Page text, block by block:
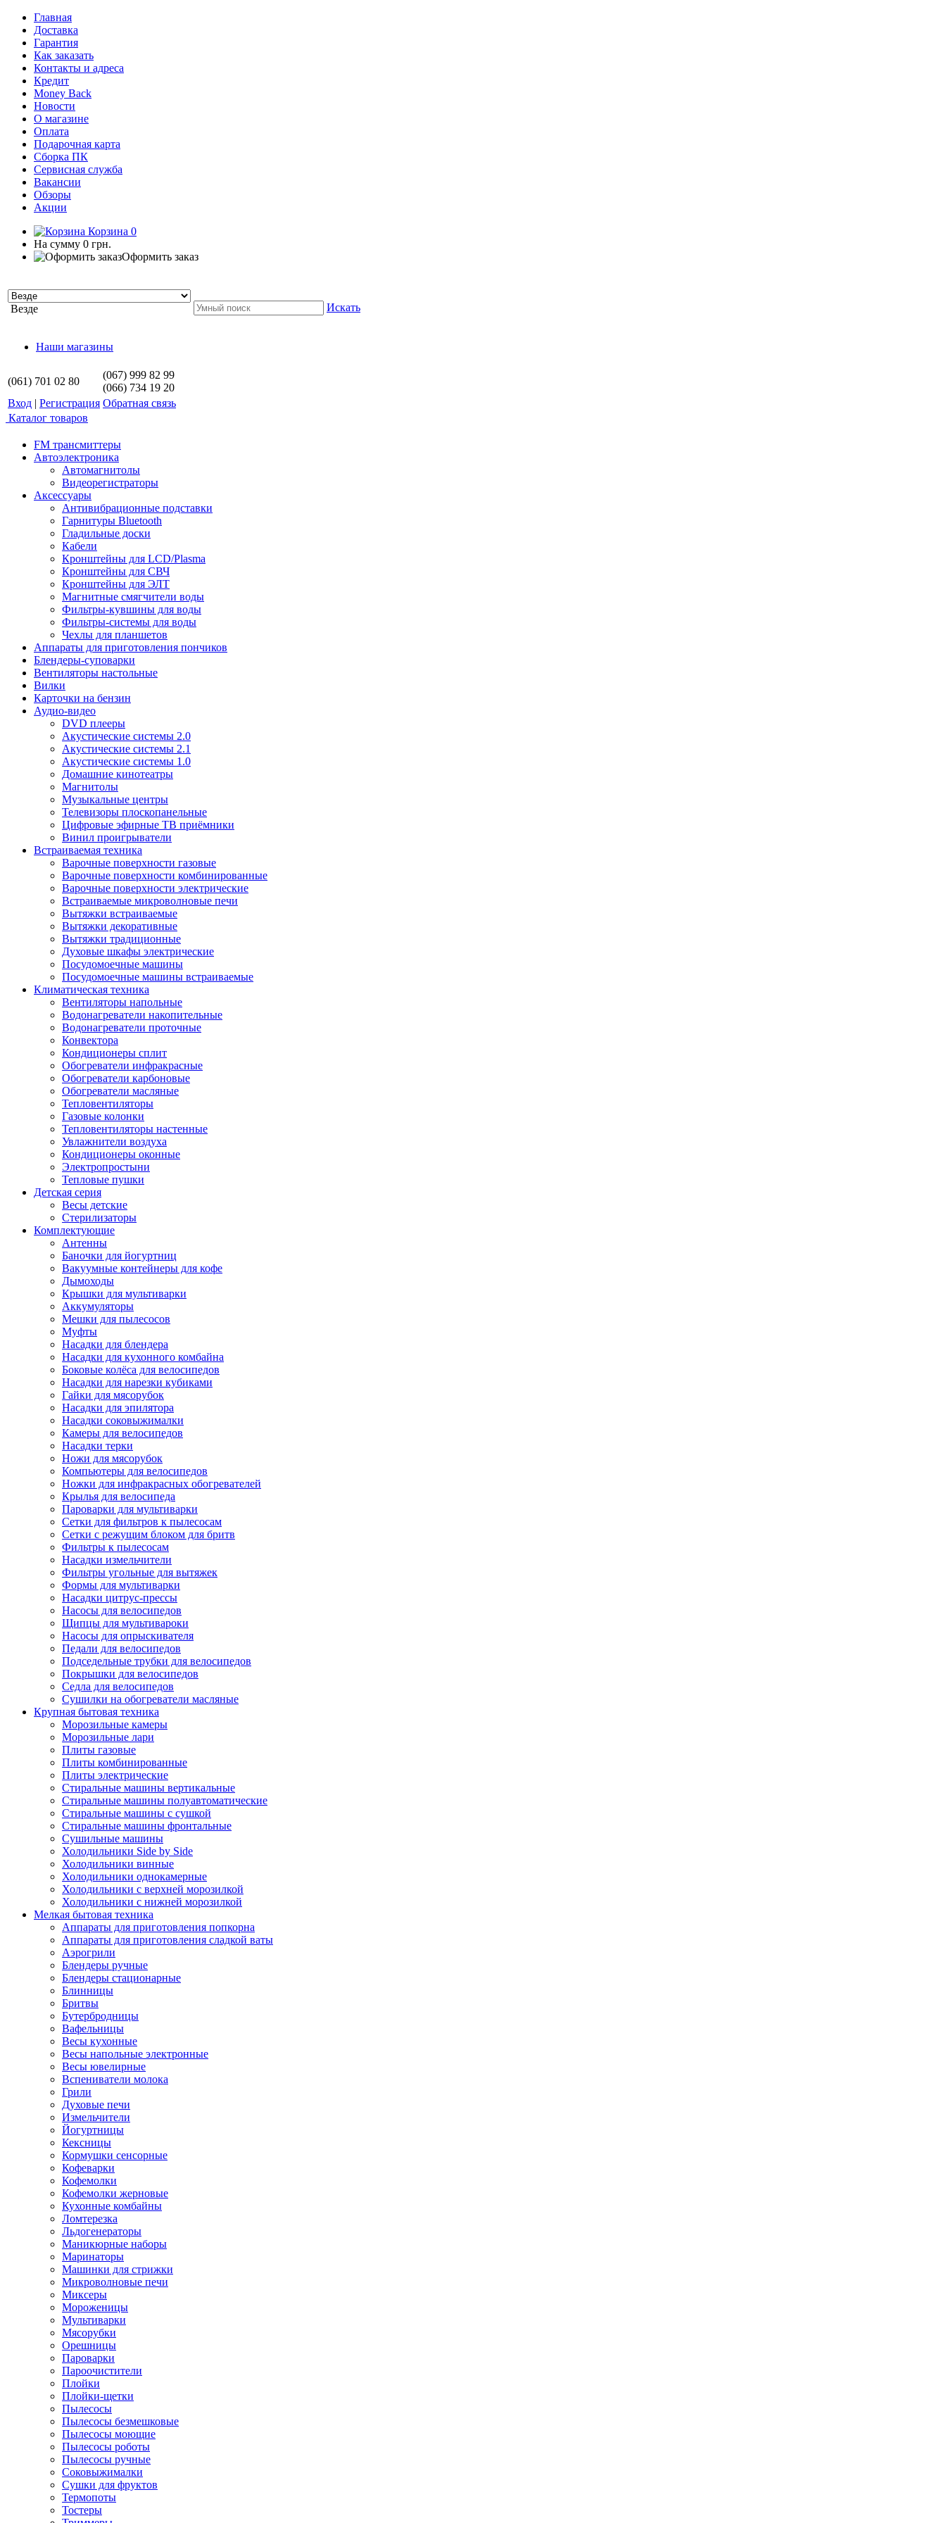
Главная
Доставка
Гарантия
Как заказать
Контакты и адреса
Кредит
Money Back
Новости
О магазине
Оплата
Подарочная карта
Сборка ПК
Сервисная служба
Вакансии
Обзоры
Акции
Корзина 0
На сумму 0 грн.
Оформить заказ
Везде Искать
Наши магазины
(061) 701 02 80
(067) 999 82 99
(066) 734 19 20
Вход | Регистрация Обратная связь
Каталог товаров
FM трансмиттеры
Автоэлектроника
Автомагнитолы
Видеорегистраторы
Аксессуары
Антивибрационные подставки
Гарнитуры Bluetooth
Гладильные доски
Кабели
Кронштейны для LCD/Plasma
Кронштейны для СВЧ
Кронштейны для ЭЛТ
Магнитные смягчители воды
Фильтры-кувшины для воды
Фильтры-системы для воды
Чехлы для планшетов
Аппараты для приготовления пончиков
Блендеры-суповарки
Вентиляторы настольные
Вилки
Карточки на бензин
Аудио-видео
DVD плееры
Акустические системы 2.0
Акустические системы 2.1
Акустические системы 1.0
Домашние кинотеатры
Магнитолы
Музыкальные центры
Телевизоры плоскопанельные
Цифровые эфирные ТВ приёмники
Винил проигрыватели
Встраиваемая техника
Варочные поверхности газовые
Варочные поверхности комбинированные
Варочные поверхности электрические
Встраиваемые микроволновые печи
Вытяжки встраиваемые
Вытяжки декоративные
Вытяжки традиционные
Духовые шкафы электрические
Посудомоечные машины
Посудомоечные машины встраиваемые
Климатическая техника
Вентиляторы напольные
Водонагреватели накопительные
Водонагреватели проточные
Конвектора
Кондиционеры сплит
Обогреватели инфракрасные
Обогреватели карбоновые
Обогреватели масляные
Тепловентиляторы
Газовые колонки
Тепловентиляторы настенные
Увлажнители воздуха
Кондиционеры оконные
Электропростыни
Тепловые пушки
Детская серия
Весы детские
Стерилизаторы
Комплектующие
Антенны
Баночки для йогуртниц
Вакуумные контейнеры для кофе
Дымоходы
Крышки для мультиварки
Аккумуляторы
Мешки для пылесосов
Муфты
Насадки для блендера
Насадки для кухонного комбайна
Боковые колёса для велосипедов
Насадки для нарезки кубиками
Гайки для мясорубок
Насадки для эпилятора
Насадки соковыжималки
Камеры для велосипедов
Насадки терки
Ножи для мясорубок
Компьютеры для велосипедов
Ножки для инфракрасных обогревателей
Крылья для велосипеда
Пароварки для мультиварки
Сетки для фильтров к пылесосам
Сетки с режущим блоком для бритв
Фильтры к пылесосам
Насадки измельчители
Фильтры угольные для вытяжек
Формы для мультиварки
Насадки цитрус-прессы
Насосы для велосипедов
Щипцы для мультивароки
Насосы для опрыскивателя
Педали для велосипедов
Подседельные трубки для велосипедов
Покрышки для велосипедов
Седла для велосипедов
Сушилки на обогреватели масляные
Крупная бытовая техника
Морозильные камеры
Морозильные лари
Плиты газовые
Плиты комбинированные
Плиты электрические
Стиральные машины вертикальные
Стиральные машины полуавтоматические
Стиральные машины с сушкой
Стиральные машины фронтальные
Сушильные машины
Холодильники Side by Side
Холодильники винные
Холодильники однокамерные
Холодильники с верхней морозилкой
Холодильники с нижней морозилкой
Мелкая бытовая техника
Аппараты для приготовления попкорна
Аппараты для приготовления сладкой ваты
Аэрогрили
Блендеры ручные
Блендеры стационарные
Блинницы
Бритвы
Бутербродницы
Вафельницы
Весы кухонные
Весы напольные электронные
Весы ювелирные
Вспениватели молока
Грили
Духовые печи
Измельчители
Йогуртницы
Кексницы
Кормушки сенсорные
Кофеварки
Кофемолки
Кофемолки жерновые
Кухонные комбайны
Ломтерезка
Льдогенераторы
Маникюрные наборы
Маринаторы
Машинки для стрижки
Микроволновые печи
Миксеры
Мороженицы
Мультиварки
Мясорубки
Орешницы
Пароварки
Пароочистители
Плойки
Плойки-щетки
Пылесосы
Пылесосы безмешковые
Пылесосы моющие
Пылесосы роботы
Пылесосы ручные
Соковыжималки
Сушки для фруктов
Термопоты
Тостеры